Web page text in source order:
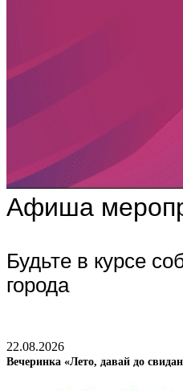
Афиша
Будьте в курсе
города
22.08.2026
Вечеринка «Лето, давай до